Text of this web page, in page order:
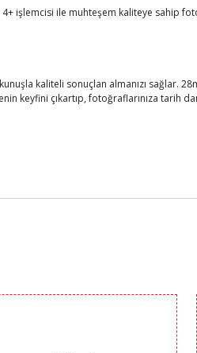
işlemcisi ile muhteşem kaliteye sahip
kaliteli sonuçlan almanızı sağlar.
keyfini çıkartıp, fotoğraflarınıza tarih
formunu kullanarak tarafımıza